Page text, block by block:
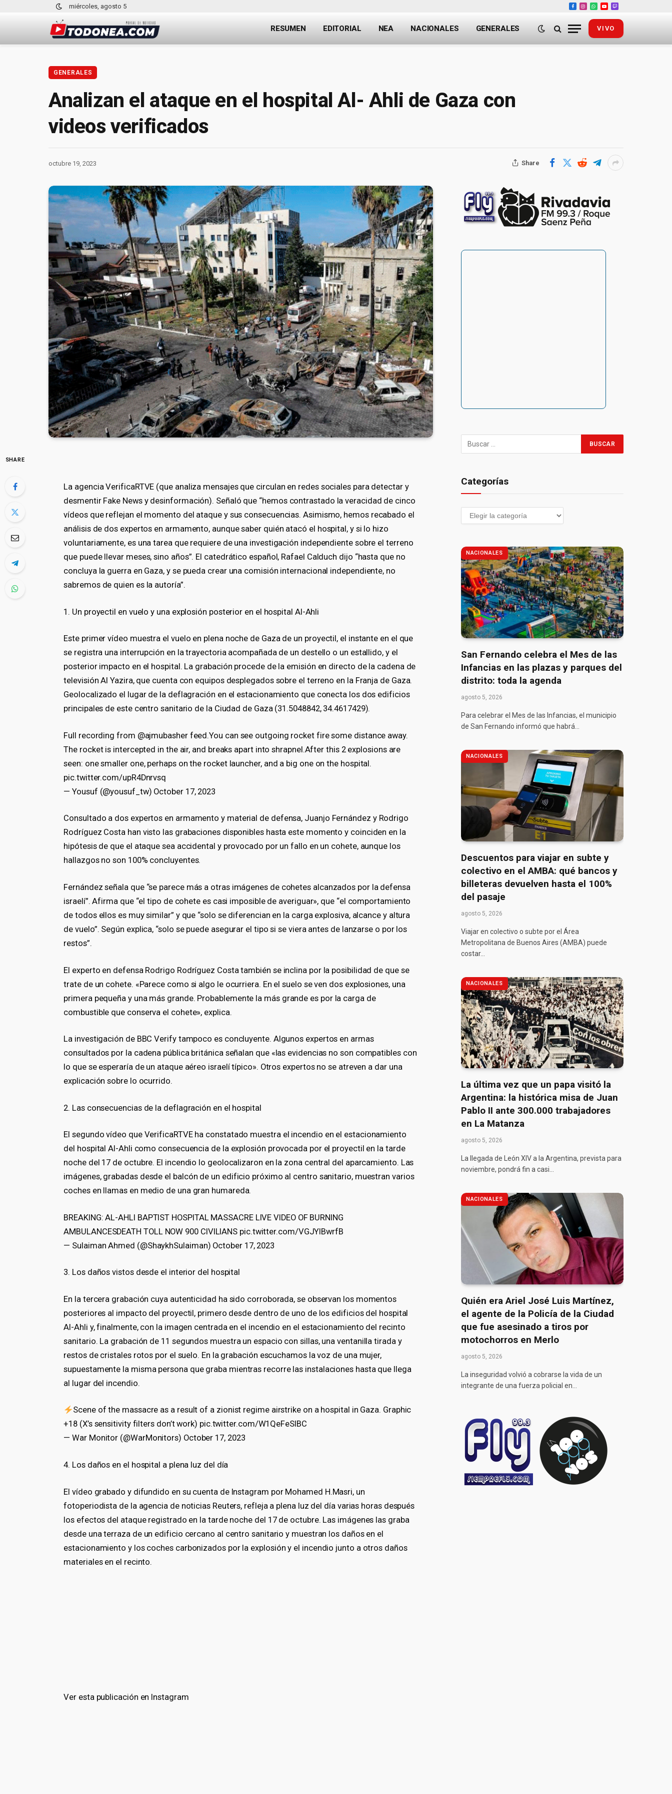
miércoles, agosto 5
Facebook
Instagram
WhatsApp
YouTube
Twitch
RESUMEN EDITORIAL NEA NACIONALES GENERALES VIVO
GENERALES
Analizan el ataque en el hospital Al- Ahli de Gaza con
videos verificados
octubre 19, 2023 Share
SHARE
La agencia VerificaRTVE (que analiza mensajes que circulan en redes sociales para detectar y
desmentir Fake News y desinformación). Señaló que “hemos contrastado la veracidad de cinco
vídeos que reflejan el momento del ataque y sus consecuencias. Asimismo, hemos recabado el
análisis de dos expertos en armamento, aunque saber quién atacó el hospital, y si lo hizo
voluntariamente, es una tarea que requiere de una investigación independiente sobre el terreno
que puede llevar meses, sino años”. El catedrático español, Rafael Calduch dijo “hasta que no
concluya la guerra en Gaza, y se pueda crear una comisión internacional independiente, no
sabremos de quien es la autoría”.
1. Un proyectil en vuelo y una explosión posterior en el hospital Al-Ahli
Este primer vídeo muestra el vuelo en plena noche de Gaza de un proyectil, el instante en el que
se registra una interrupción en la trayectoria acompañada de un destello o un estallido, y el
posterior impacto en el hospital. La grabación procede de la emisión en directo de la cadena de
televisión Al Yazira, que cuenta con equipos desplegados sobre el terreno en la Franja de Gaza.
Geolocalizado el lugar de la deflagración en el estacionamiento que conecta los dos edificios
principales de este centro sanitario de la Ciudad de Gaza (31.5048842, 34.4617429).
Full recording from @ajmubasher feed.You can see outgoing rocket fire some distance away.
The rocket is intercepted in the air, and breaks apart into shrapnel.After this 2 explosions are
seen: one smaller one, perhaps on the rocket launcher, and a big one on the hospital.
pic.twitter.com/upR4Dnrvsq
— Yousuf (@yousuf_tw) October 17, 2023
Consultado a dos expertos en armamento y material de defensa, Juanjo Fernández y Rodrigo
Rodríguez Costa han visto las grabaciones disponibles hasta este momento y coinciden en la
hipótesis de que el ataque sea accidental y provocado por un fallo en un cohete, aunque los
hallazgos no son 100% concluyentes.
Fernández señala que “se parece más a otras imágenes de cohetes alcanzados por la defensa
israelí”. Afirma que “el tipo de cohete es casi imposible de averiguar», que “el comportamiento
de todos ellos es muy similar” y que “solo se diferencian en la carga explosiva, alcance y altura
de vuelo”. Según explica, “solo se puede asegurar el tipo si se viera antes de lanzarse o por los
restos”.
El experto en defensa Rodrigo Rodríguez Costa también se inclina por la posibilidad de que se
trate de un cohete. «Parece como si algo le ocurriera. En el suelo se ven dos explosiones, una
primera pequeña y una más grande. Probablemente la más grande es por la carga de
combustible que conserva el cohete», explica.
La investigación de BBC Verify tampoco es concluyente. Algunos expertos en armas
consultados por la cadena pública británica señalan que «las evidencias no son compatibles con
lo que se esperaría de un ataque aéreo israelí típico». Otros expertos no se atreven a dar una
explicación sobre lo ocurrido.
2. Las consecuencias de la deflagración en el hospital
El segundo vídeo que VerificaRTVE ha constatado muestra el incendio en el estacionamiento
del hospital Al-Ahli como consecuencia de la explosión provocada por el proyectil en la tarde
noche del 17 de octubre. El incendio lo geolocalizaron en la zona central del aparcamiento. Las
imágenes, grabadas desde el balcón de un edificio próximo al centro sanitario, muestran varios
coches en llamas en medio de una gran humareda.
BREAKING: AL-AHLI BAPTIST HOSPITAL MASSACRE LIVE VIDEO OF BURNING
AMBULANCESDEATH TOLL NOW 900 CIVILIANS pic.twitter.com/VGJYIBwrfB
— Sulaiman Ahmed (@ShaykhSulaiman) October 17, 2023
3. Los daños vistos desde el interior del hospital
En la tercera grabación cuya autenticidad ha sido corroborada, se observan los momentos
posteriores al impacto del proyectil, primero desde dentro de uno de los edificios del hospital
Al-Ahli y, finalmente, con la imagen centrada en el incendio en el estacionamiento del recinto
sanitario. La grabación de 11 segundos muestra un espacio con sillas, una ventanilla tirada y
restos de cristales rotos por el suelo. En la grabación escuchamos la voz de una mujer,
supuestamente la misma persona que graba mientras recorre las instalaciones hasta que llega
al lugar del incendio.
Scene of the massacre as a result of a zionist regime airstrike on a hospital in Gaza. Graphic
+18 (X’s sensitivity filters don’t work) pic.twitter.com/W1QeFeSIBC
— War Monitor (@WarMonitors) October 17, 2023
4. Los daños en el hospital a plena luz del día
El vídeo grabado y difundido en su cuenta de Instagram por Mohamed H.Masri, un
fotoperiodista de la agencia de noticias Reuters, refleja a plena luz del día varias horas después
los efectos del ataque registrado en la tarde noche del 17 de octubre. Las imágenes las graba
desde una terraza de un edificio cercano al centro sanitario y muestran los daños en el
estacionamiento y los coches carbonizados por la explosión y el incendio junto a otros daños
materiales en el recinto.
Ver esta publicación en Instagram
Categorías
NACIONALES
San Fernando celebra el Mes de las
Infancias en las plazas y parques del
distrito: toda la agenda
agosto 5, 2026
Para celebrar el Mes de las Infancias, el municipio
de San Fernando informó que habrá…
NACIONALES
Descuentos para viajar en subte y
colectivo en el AMBA: qué bancos y
billeteras devuelven hasta el 100%
del pasaje
agosto 5, 2026
Viajar en colectivo o subte por el Área
Metropolitana de Buenos Aires (AMBA) puede
costar…
NACIONALES
La última vez que un papa visitó la
Argentina: la histórica misa de Juan
Pablo II ante 300.000 trabajadores
en La Matanza
agosto 5, 2026
La llegada de León XIV a la Argentina, prevista para
noviembre, pondrá fin a casi…
NACIONALES
Quién era Ariel José Luis Martínez,
el agente de la Policía de la Ciudad
que fue asesinado a tiros por
motochorros en Merlo
agosto 5, 2026
La inseguridad volvió a cobrarse la vida de un
integrante de una fuerza policial en…